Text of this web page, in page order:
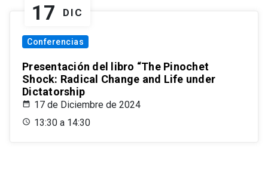
17 DIC
Conferencias
Presentación del libro “The Pinochet
Shock: Radical Change and Life under
Dictatorship
17 de Diciembre de 2024
13:30 a 14:30